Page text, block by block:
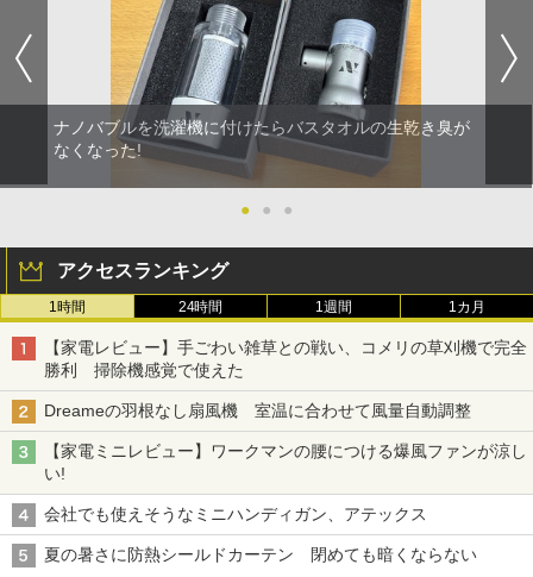
ナノバブルを洗濯機に付けたらバスタオルの生乾き臭が
なくなった!
● ● ●
アクセスランキング
1時間 24時間 1週間 1カ月
【家電レビュー】手ごわい雑草との戦い、コメリの草刈機で完全
勝利 掃除機感覚で使えた
Dreameの羽根なし扇風機 室温に合わせて風量自動調整
【家電ミニレビュー】ワークマンの腰につける爆風ファンが涼し
い!
会社でも使えそうなミニハンディガン、アテックス
夏の暑さに防熱シールドカーテン 閉めても暗くならない